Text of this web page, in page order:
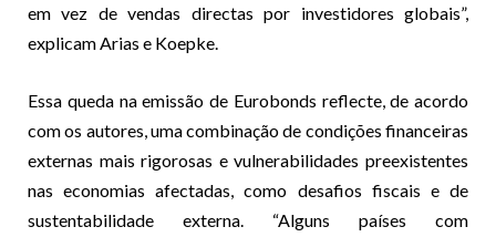
em vez de vendas directas por investidores globais”,
explicam Arias e Koepke.
Essa queda na emissão de Eurobonds reflecte, de acordo
com os autores, uma combinação de condições financeiras
externas mais rigorosas e vulnerabilidades preexistentes
nas economias afectadas, como desafios fiscais e de
sustentabilidade externa. “Alguns países com